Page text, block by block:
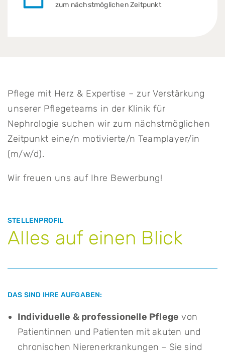
zum nächstmöglichen Zeitpunkt
Pflege mit Herz & Expertise – zur Verstärkung
unserer Pflegeteams in der Klinik für
Nephrologie suchen wir zum nächstmöglichen
Zeitpunkt eine/n motivierte/n Teamplayer/in
(m/w/d).
Wir freuen uns auf Ihre Bewerbung!
STELLENPROFIL
Alles auf einen Blick
DAS SIND IHRE AUFGABEN:
Individuelle & professionelle Pflege von
Patientinnen und Patienten mit akuten und
chronischen Nierenerkrankungen – Sie sind